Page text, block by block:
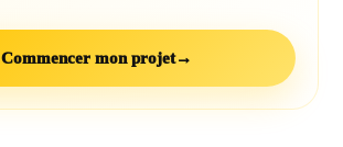
Commencer mon projet→